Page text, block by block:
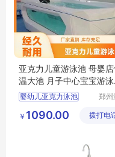
亚克力儿童游泳池 母婴店
温大池 月子中心宝宝游泳
盆 水疗浴缸
婴幼儿亚克力泳池
亚克力宝宝泳池
郑州
有限
￥ 1090.00 拨打电